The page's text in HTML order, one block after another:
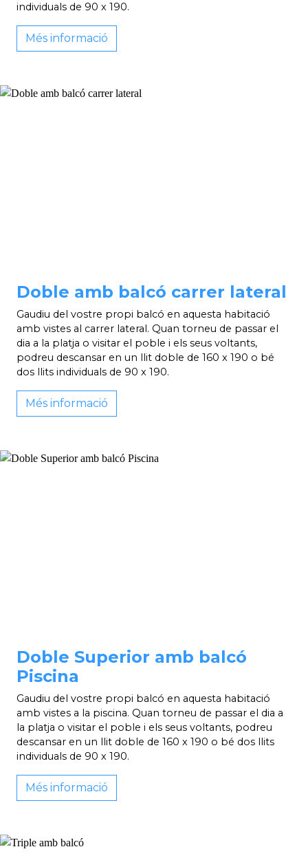
individuals de 90 x 190.
Més informació
Doble amb balcó carrer lateral
Gaudiu del vostre propi balcó en aquesta habitació
amb vistes al carrer lateral. Quan torneu de passar el
dia a la platja o visitar el poble i els seus voltants,
podreu descansar en un llit doble de 160 x 190 o bé
dos llits individuals de 90 x 190.
Més informació
Doble Superior amb balcó
Piscina
Gaudiu del vostre propi balcó en aquesta habitació
amb vistes a la piscina. Quan torneu de passar el dia a
la platja o visitar el poble i els seus voltants, podreu
descansar en un llit doble de 160 x 190 o bé dos llits
individuals de 90 x 190.
Més informació